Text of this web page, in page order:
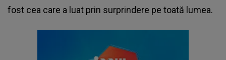
fost cea care a luat prin surprindere pe toată lumea.